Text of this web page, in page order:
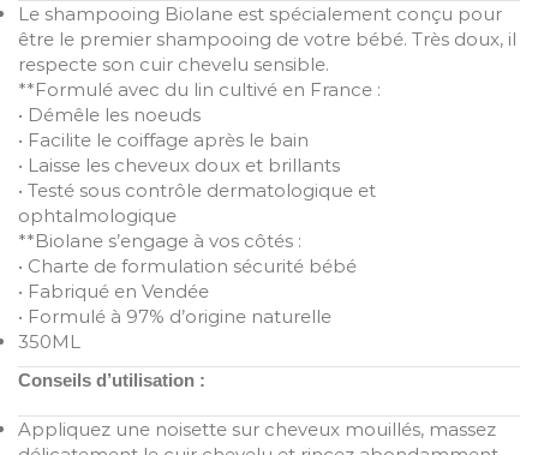
Le shampooing Biolane est spécialement conçu pour
être le premier shampooing de votre bébé. Très doux, il
respecte son cuir chevelu sensible.
**Formulé avec du lin cultivé en France :
• Démêle les noeuds
• Facilite le coiffage après le bain
• Laisse les cheveux doux et brillants
• Testé sous contrôle dermatologique et
ophtalmologique
**Biolane s’engage à vos côtés :
• Charte de formulation sécurité bébé
• Fabriqué en Vendée
• Formulé à 97% d’origine naturelle
350ML
Conseils d’utilisation :
Appliquez une noisette sur cheveux mouillés, massez